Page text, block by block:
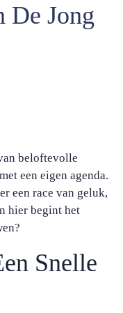
De Jong
beloftevolle
een eigen agenda.
een race van geluk,
hier begint het
Snelle